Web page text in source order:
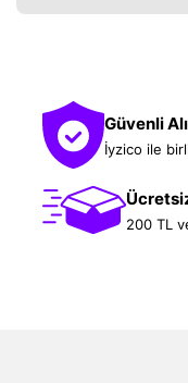
Güvenli
İyzico ile
200 TL